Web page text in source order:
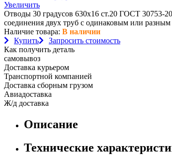
Увеличить
Отводы 30 градусов 630х16 ст.20 ГОСТ 30753-
соединения двух труб с одинаковым или
Наличие товара: В наличии
Купить
Запросить стоимость
Как получить деталь
самовывоз
Доставка курьером
Транспортной компанией
Доставка сборным грузом
Авиадоставка
Ж/д доставка
Описание
Технические